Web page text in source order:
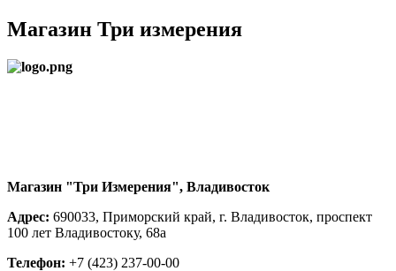
Магазин Три измерения
Магазин "Три Измерения", Владивосток
Адрес: 690033, Приморский край, г. Владивосток, проспект
100 лет Владивостоку, 68а
Телефон: +7 (423) 237-00-00